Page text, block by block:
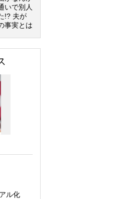
いで別人
!? 夫が
事実とは
ル化